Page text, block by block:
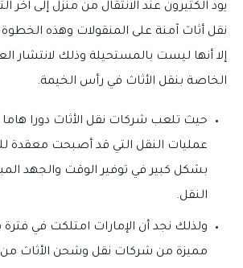
يود الكثيرون عند الانتقال من منزل إلى
نقل أثاث آمنة على المنقولات وهذه
إلا أنها ليست بالمستحيلة وذلك لانتشار
الخاصة بنقل الأثاث في رأس الخيمة.
حيث تلعب شركات نقل الأثاث دورا هاما
عمليات النقل التي قد أصبحت معقدة
بشكل كبير في توفير الوقت والجهد
النقل.
ولذلك نجد أن الإمارات امتلكت في
مميزة من شركات نقل وشحن الأثاث من